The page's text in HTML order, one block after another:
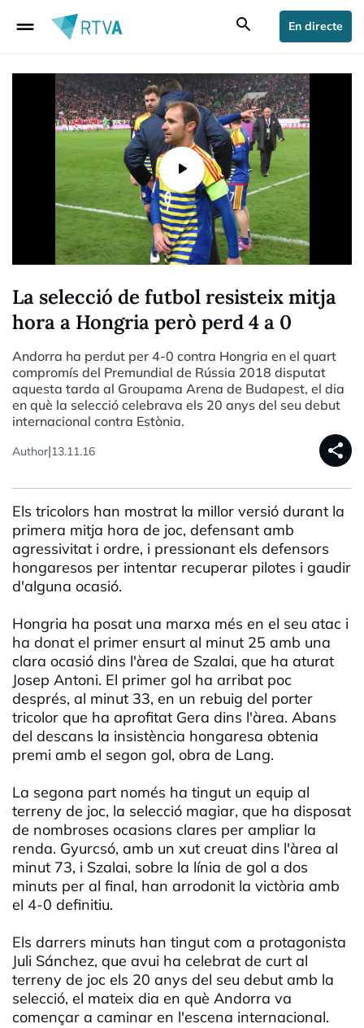
drag_handle search En directe
La selecció de futbol resisteix mitja
hora a Hongria però perd 4 a 0
Andorra ha perdut per 4-0 contra Hongria en el quart
compromís del Premundial de Rússia 2018 disputat
aquesta tarda al Groupama Arena de Budapest, el dia
en què la selecció celebrava els 20 anys del seu debut
internacional contra Estònia.
Author|13.11.16 share
Els tricolors han mostrat la millor versió durant la
primera mitja hora de joc, defensant amb
agressivitat i ordre, i pressionant els defensors
hongaresos per intentar recuperar pilotes i gaudir
d'alguna ocasió.
Hongria ha posat una marxa més en el seu atac i
ha donat el primer ensurt al minut 25 amb una
clara ocasió dins l'àrea de Szalai, que ha aturat
Josep Antoni. El primer gol ha arribat poc
després, al minut 33, en un rebuig del porter
tricolor que ha aprofitat Gera dins l'àrea. Abans
del descans la insistència hongaresa obtenia
premi amb el segon gol, obra de Lang.
La segona part només ha tingut un equip al
terreny de joc, la selecció magiar, que ha disposat
de nombroses ocasions clares per ampliar la
renda. Gyurcsó, amb un xut creuat dins l'àrea al
minut 73, i Szalai, sobre la línia de gol a dos
minuts per al final, han arrodonit la victòria amb
el 4-0 definitiu.
Els darrers minuts han tingut com a protagonista
Juli Sánchez, que avui ha celebrat de curt al
terreny de joc els 20 anys del seu debut amb la
selecció, el mateix dia en què Andorra va
començar a caminar en l'escena internacional.